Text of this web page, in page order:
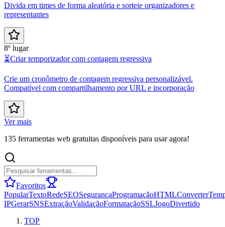
Divida em times de forma aleatória e sorteie organizadores e
representantes
8º lugar
⏳Criar temporizador com contagem regressiva
Crie um cronômetro de contagem regressiva personalizável.
Compatível com compartilhamento por URL e incorporação
Ver mais
135 ferramentas web gratuitas disponíveis para usar agora!
Favoritos
PopularTextoRedeSEOSegurançaProgramaçãoHTMLConverter
IPGerarSNSExtraçãoValidaçãoFormataçãoSSLJogoDivertido
TOP